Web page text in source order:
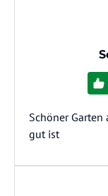
Schöner
gut ist